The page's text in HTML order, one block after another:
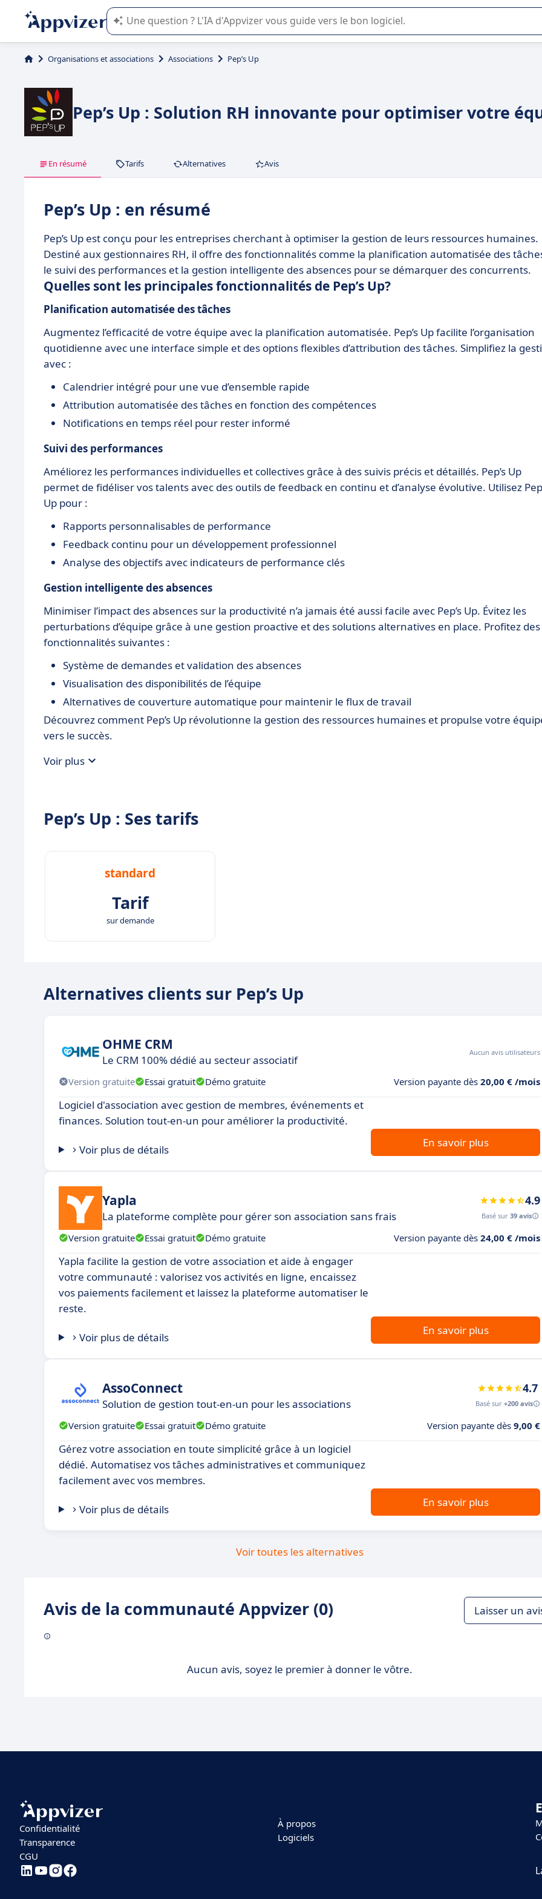
L'IA de Appvizer vous guide dans l'utilisation ou la sélection de logiciel SaaS en entreprise.
Organisations et associations Associations Pep’s Up
Pep’s Up : Solution RH innovante pour optimiser votre
En résumé Tarifs Alternatives Avis
Pep’s Up : en résumé
Pep’s Up est conçu pour les entreprises cherchant à optimiser la gestion de leurs ressources humaines.
Destiné aux gestionnaires RH, il offre des fonctionnalités comme la planification automatisée des
le suivi des performances et la gestion intelligente des absences pour se démarquer des concurrents.
Quelles sont les principales fonctionnalités de Pep’s Up?
Planification automatisée des tâches
Augmentez l’efficacité de votre équipe avec la planification automatisée. Pep’s Up facilite l’organisation
quotidienne avec une interface simple et des options flexibles d’attribution des tâches. Simplifiez la
avec :
Calendrier intégré pour une vue d’ensemble rapide
Attribution automatisée des tâches en fonction des compétences
Notifications en temps réel pour rester informé
Suivi des performances
Améliorez les performances individuelles et collectives grâce à des suivis précis et détaillés. Pep’s Up
permet de fidéliser vos talents avec des outils de feedback en continu et d’analyse évolutive. Utilisez
Up pour :
Rapports personnalisables de performance
Feedback continu pour un développement professionnel
Analyse des objectifs avec indicateurs de performance clés
Gestion intelligente des absences
Minimiser l’impact des absences sur la productivité n’a jamais été aussi facile avec Pep’s Up. Évitez les
perturbations d’équipe grâce à une gestion proactive et des solutions alternatives en place. Profitez des
fonctionnalités suivantes :
Système de demandes et validation des absences
Visualisation des disponibilités de l’équipe
Alternatives de couverture automatique pour maintenir le flux de travail
Découvrez comment Pep’s Up révolutionne la gestion des ressources humaines et propulse votre
vers le succès.
Voir plus
Pep’s Up : Ses tarifs
standard
Tarif
sur demande
Alternatives clients sur Pep’s Up
OHME CRM
Le CRM 100% dédié au secteur associatif
Aucun avis utilisateurs
Version gratuite Essai gratuit Démo gratuite Version payante dès 20,00 € /mois
Logiciel d'association avec gestion de membres, événements et
finances. Solution tout-en-un pour améliorer la productivité.
Voir plus de détails
En savoir plus
Yapla
La plateforme complète pour gérer son association sans frais
4.9
Basé sur 39 avis
Version gratuite Essai gratuit Démo gratuite Version payante dès 24,00 € /mois
Yapla facilite la gestion de votre association et aide à engager
votre communauté : valorisez vos activités en ligne, encaissez
vos paiements facilement et laissez la plateforme automatiser le
reste.
Voir plus de détails
En savoir plus
AssoConnect
Solution de gestion tout-en-un pour les associations
4.7
Basé sur +200 avis
Version gratuite Essai gratuit Démo gratuite Version payante dès 9,00 €
Gérez votre association en toute simplicité grâce à un logiciel
dédié. Automatisez vos tâches administratives et communiquez
facilement avec vos membres.
Voir plus de détails
En savoir plus
Voir toutes les alternatives
Avis de la communauté Appvizer (0) Laisser un
Aucun avis, soyez le premier à donner le vôtre.
Confidentialité
Transparence
CGU
À propos
Logiciels